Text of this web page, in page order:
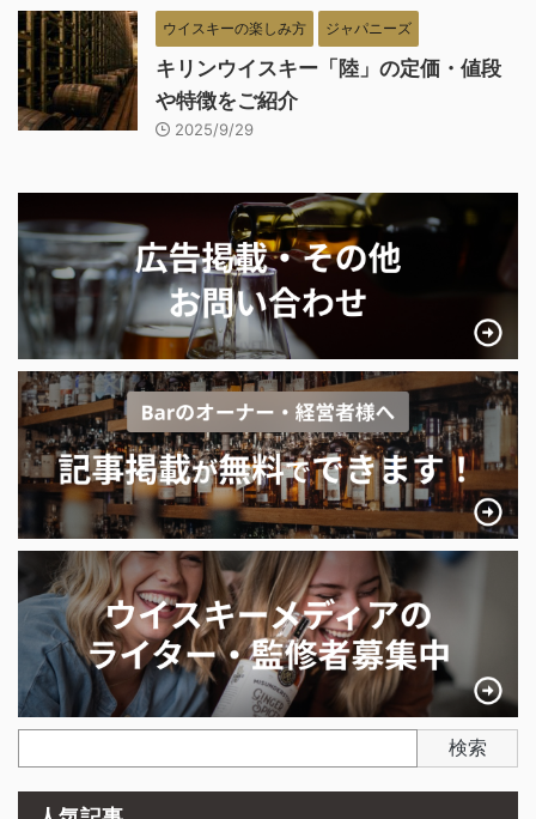
ウイスキーの楽しみ方 ジャパニーズ
キリンウイスキー「陸」の定価・値段
や特徴をご紹介
2025/9/29
検索